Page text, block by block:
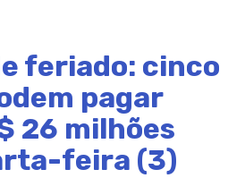
feriado: cinco
pagar
26 milhões
feira (3)